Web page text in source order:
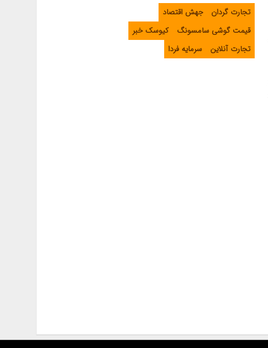
تجارت گردان
جهش اقتصاد
قیمت گوشی سامسونگ
کیوسک خبر
تجارت آنلاین
سرمایه فردا